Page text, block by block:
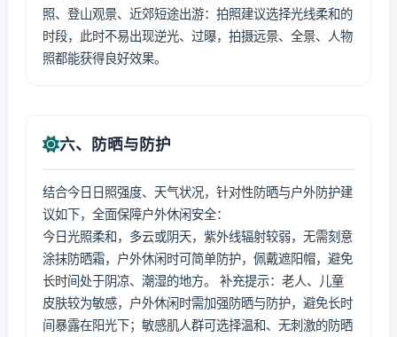
照、登山观景、近郊短途出游：拍照建议选择光线柔和的
时段，此时不易出现逆光、过曝，拍摄远景、全景、人物
照都能获得良好效果。
六、防晒与防护
结合今日日照强度、天气状况，针对性防晒与户外防护建
议如下，全面保障户外休闲安全：
今日光照柔和，多云或阴天，紫外线辐射较弱，无需刻意
涂抹防晒霜，户外休闲时可简单防护，佩戴遮阳帽，避免
长时间处于阴凉、潮湿的地方。 补充提示：老人、儿童
皮肤较为敏感，户外休闲时需加强防晒与防护，避免长时
间暴露在阳光下；敏感肌人群可选择温和、无刺激的防晒